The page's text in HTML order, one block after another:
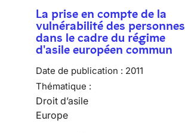
La prise en compte de la
vulnérabilité des personnes
dans le cadre du régime
d'asile européen commun
Date de publication : 2011
Thématique :
Droit d’asile
Europe